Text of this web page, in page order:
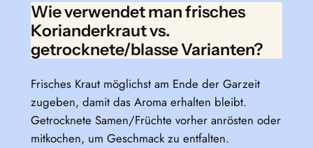
Wie verwendet man frisches
Korianderkraut vs.
getrocknete/blasse Varianten?
Frisches Kraut möglichst am Ende der Garzeit
zugeben, damit das Aroma erhalten bleibt.
Getrocknete Samen/Früchte vorher anrösten oder
mitkochen, um Geschmack zu entfalten.